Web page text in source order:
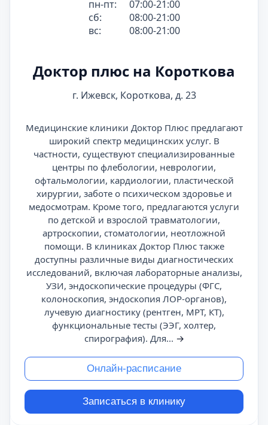
пн-пт:
07:00-21:00
сб:
08:00-21:00
вс:
08:00-21:00
Доктор плюс на Короткова
г. Ижевск, Короткова, д. 23
Медицинские клиники Доктор Плюс предлагают
широкий спектр медицинских услуг. В
частности, существуют специализированные
центры по флебологии, неврологии,
офтальмологии, кардиологии, пластической
хирургии, заботе о психическом здоровье и
медосмотрам. Кроме того, предлагаются услуги
по детской и взрослой травматологии,
артроскопии, стоматологии, неотложной
помощи. В клиниках Доктор Плюс также
доступны различные виды диагностических
исследований, включая лабораторные анализы,
УЗИ, эндоскопические процедуры (ФГС,
колоноскопия, эндоскопия ЛОР-органов),
лучевую диагностику (рентген, МРТ, КТ),
функциональные тесты (ЭЭГ, холтер,
спирография). Для... →
Онлайн-расписание
Записаться в клинику